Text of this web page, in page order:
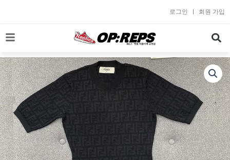
로
너
뛰
기
로그인 회원 가입